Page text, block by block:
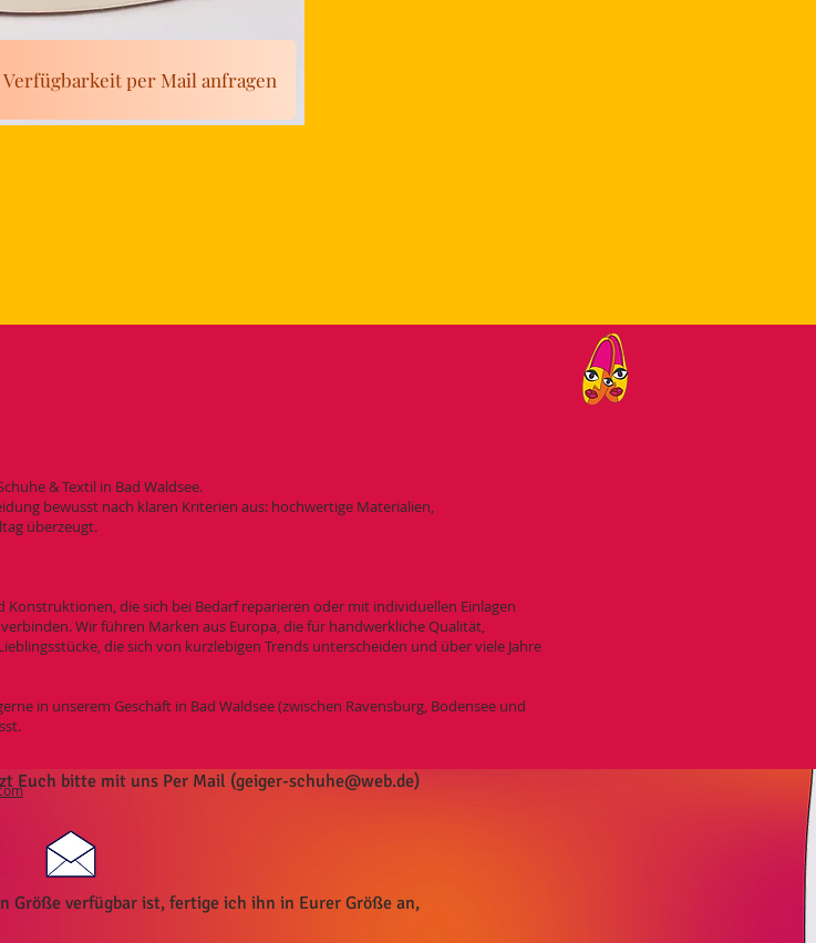
Verfügbarkeit per Mail anfragen
& Textil in Bad Waldsee.
bewusst nach klaren Kriterien aus: hochwertige Materialien,
überzeugt.
die sich bei Bedarf reparieren oder mit individuellen Einlagen
Wir führen Marken aus Europa, die für handwerkliche Qualität,
die sich von kurzlebigen Trends unterscheiden und über viele Jahre
in unserem Geschäft in Bad Waldsee (zwischen Ravensburg, Bodensee und
Euch bitte mit uns Per Mail (geiger-schuhe@web.de)
verfügbar ist, fertige ich ihn in Eurer Größe an,